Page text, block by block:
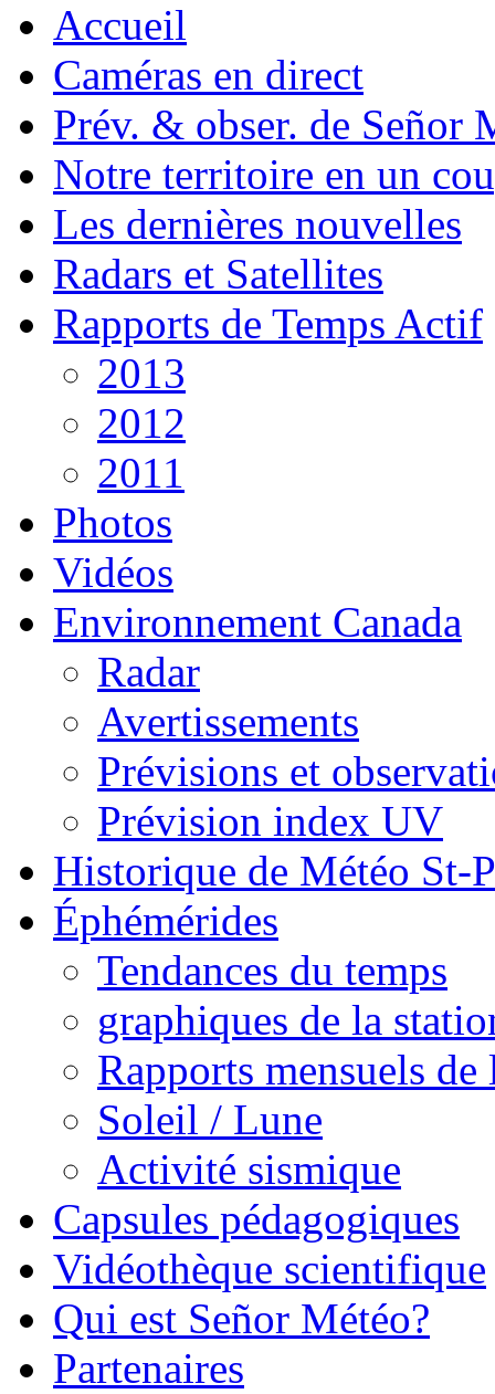
Accueil
Caméras en direct
Prév. & obser. de Señor
Notre territoire en un
Les dernières nouvelles
Radars et Satellites
Rapports de Temps Actif
2013
2012
2011
Photos
Vidéos
Environnement Canada
Radar
Avertissements
Prévisions et
Prévision index UV
Historique de Météo St-
Éphémérides
Tendances du temps
graphiques de la
Rapports mensuels de
Soleil / Lune
Activité sismique
Capsules pédagogiques
Vidéothèque scientifique
Qui est Señor Météo?
Partenaires